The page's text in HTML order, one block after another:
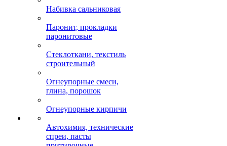
Набивка сальниковая
Паронит, прокладки
паронитовые
Стеклоткани, текстиль
строительный
Огнеупорные смеси,
глина, порошок
Огнеупорные кирпичи
Автохимия, технические
спреи, пасты